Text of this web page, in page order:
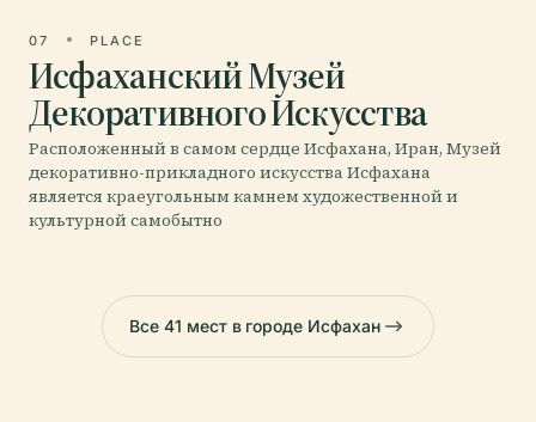
07 PLACE
Исфаханский Музей
Декоративного Искусства
Расположенный в самом сердце Исфахана, Иран, Музей
декоративно-прикладного искусства Исфахана
является краеугольным камнем художественной и
культурной самобытно
Все 41 мест в городе Исфахан